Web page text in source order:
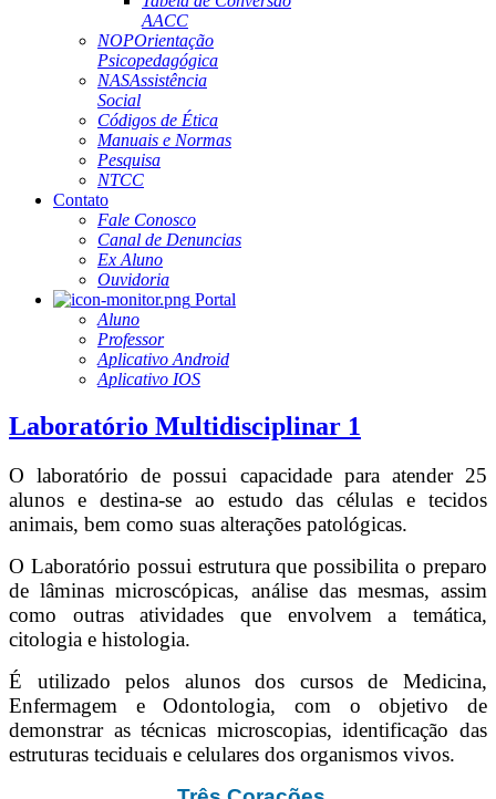
AACC
NOPOrientação
Psicopedagógica
NASAssistência
Social
Códigos de Ética
Manuais e Normas
Pesquisa
NTCC
Contato
Fale Conosco
Canal de Denuncias
Ex Aluno
Ouvidoria
Portal
Aluno
Professor
Aplicativo Android
Aplicativo IOS
Laboratório Multidisciplinar 1
O laboratório de possui capacidade para atender 25
alunos e destina-se ao estudo das células e tecidos
animais, bem como suas alterações patológicas.
O Laboratório possui estrutura que possibilita o preparo
de lâminas microscópicas, análise das mesmas, assim
como outras atividades que envolvem a temática,
citologia e histologia.
É utilizado pelos alunos dos cursos de Medicina,
Enfermagem e Odontologia, com o objetivo de
demonstrar as técnicas microscopias, identificação das
estruturas teciduais e celulares dos organismos vivos.